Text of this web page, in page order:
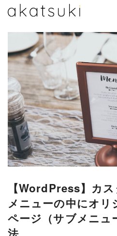
【WordPress】カ
メニューの中にオリ
ページ（サブメニュ